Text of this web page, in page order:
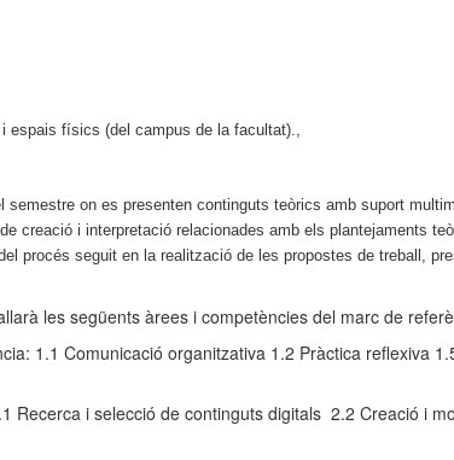
espais físics (del campus de la facultat).,
on es presenten continguts teòrics amb suport
creació i interpretació relacionades amb els plantejaments
procés seguit en la realització de les propostes de treball,
les següents àrees i competències del marc de
1.1 Comunicació organitzativa 1.2 Pràctica reflexiva
Recerca i selecció de continguts digitals 2.2 Creació i